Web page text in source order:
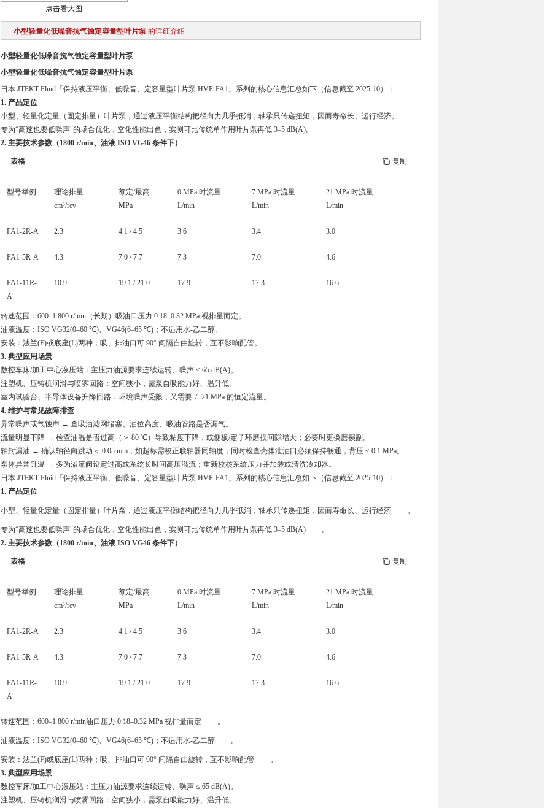
点击看大图
小型轻量化低噪音抗气蚀定容量型叶片泵 的详细介绍
小型轻量化低噪音抗气蚀定容量型叶片泵
小型轻量化低噪音抗气蚀定容量型叶片泵
日本 JTEKT-Fluid「保持液压平衡、低噪音、定容量型叶片泵 HVP-FA1」系列的核心信息汇总如下（信息截至 2025-10）：
1. 产品定位
小型、轻量化定量（固定排量）叶片泵，通过液压平衡结构把径向力几乎抵消，轴承只传递扭矩，因而寿命长、运行经济。
专为“高速也要低噪声"的场合优化，空化性能出色，实测可比传统单作用叶片泵再低 3–5 dB(A)。
2. 主要技术参数（1800 r/min、油液 ISO VG46 条件下）
表格 复制
型号举例
理论排量
cm³/rev
额定/最高
MPa
0 MPa 时流量
L/min
7 MPa 时流量
L/min
21 MPa 时流量
L/min
FA1-2R-A 2.3 4.1 / 4.5 3.6 3.4 3.0
FA1-5R-A 4.3 7.0 / 7.7 7.3 7.0 4.6
FA1-11R-
A
10.9 19.1 / 21.0 17.9 17.3 16.6
转速范围：600–1 800 r/min（长期）吸油口压力 0.18–0.32 MPa 视排量而定。
油液温度：ISO VG32(0–60 ℃)、VG46(6–65 ℃)；不适用水-乙二醇。
安装：法兰(F)或底座(L)两种；吸、排油口可 90° 间隔自由旋转，互不影响配管。
3. 典型应用场景
数控车床/加工中心液压站：主压力油源要求连续运转、噪声 ≤ 65 dB(A)。
注塑机、压铸机润滑与喷雾回路：空间狭小，需泵自吸能力好、温升低。
室内试验台、半导体设备升降回路：环境噪声受限，又需要 7–21 MPa 的恒定流量。
4. 维护与常见故障排查
异常噪声或气蚀声 → 查吸油滤网堵塞、油位高度、吸油管路是否漏气。
流量明显下降 → 检查油温是否过高（＞ 80 ℃）导致粘度下降，或侧板/定子环磨损间隙增大；必要时更换磨损副。
轴封漏油 → 确认轴径向跳动＜ 0.05 mm，如超标需校正联轴器同轴度；同时检查壳体泄油口必须保持畅通，背压 ≤ 0.1 MPa。
泵体异常升温 → 多为溢流阀设定过高或系统长时间高压溢流；重新校核系统压力并加装或清洗冷却器。
日本 JTEKT-Fluid「保持液压平衡、低噪音、定容量型叶片泵 HVP-FA1」系列的核心信息汇总如下（信息截至 2025-10）：
1. 产品定位
小型、轻量化定量（固定排量）叶片泵，通过液压平衡结构把径向力几乎抵消，轴承只传递扭矩，因而寿命长、运行经济 。
专为“高速也要低噪声"的场合优化，空化性能出色，实测可比传统单作用叶片泵再低 3–5 dB(A)
。
2. 主要技术参数（1800 r/min、油液 ISO VG46 条件下）
表格 复制
型号举例
理论排量
cm³/rev
额定/最高
MPa
0 MPa 时流量
L/min
7 MPa 时流量
L/min
21 MPa 时流量
L/min
FA1-2R-A 2.3 4.1 / 4.5 3.6 3.4 3.0
FA1-5R-A 4.3 7.0 / 7.7 7.3 7.0 4.6
FA1-11R-
A
10.9 19.1 / 21.0 17.9 17.3 16.6
转速范围：600–1 800 r/min油口压力 0.18–0.32 MPa 视排量而定 。
油液温度：ISO VG32(0–60 ℃)、VG46(6–65 ℃)；不适用水-乙二醇 。
安装：法兰(F)或底座(L)两种；吸、排油口可 90° 间隔自由旋转，互不影响配管
。
3. 典型应用场景
数控车床/加工中心液压站：主压力油源要求连续运转、噪声 ≤ 65 dB(A)。
注塑机、压铸机润滑与喷雾回路：空间狭小，需泵自吸能力好、温升低。